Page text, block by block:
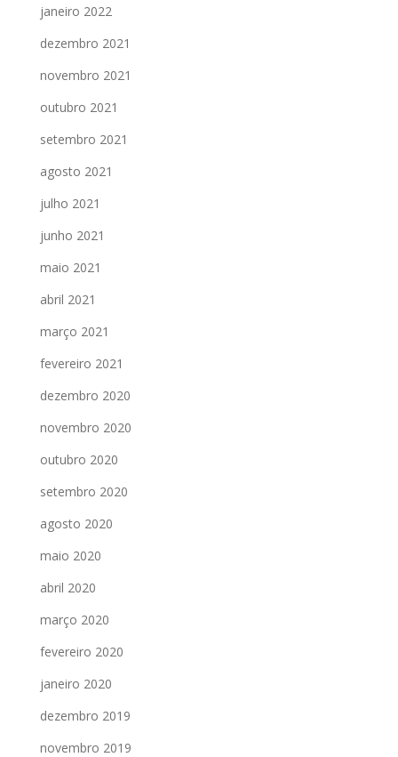
janeiro 2022
dezembro 2021
novembro 2021
outubro 2021
setembro 2021
agosto 2021
julho 2021
junho 2021
maio 2021
abril 2021
março 2021
fevereiro 2021
dezembro 2020
novembro 2020
outubro 2020
setembro 2020
agosto 2020
maio 2020
abril 2020
março 2020
fevereiro 2020
janeiro 2020
dezembro 2019
novembro 2019